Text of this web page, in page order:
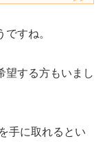
すね。
望する方もいまし
手に取れるとい